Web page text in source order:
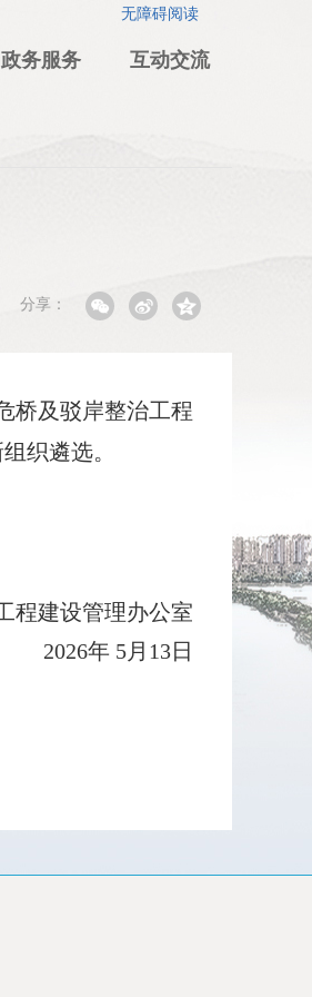
无障碍阅读
政务服务 互动交流
分享：
桥及驳岸整治工程
织遴选。
设管理办公室
2026年 5月13日